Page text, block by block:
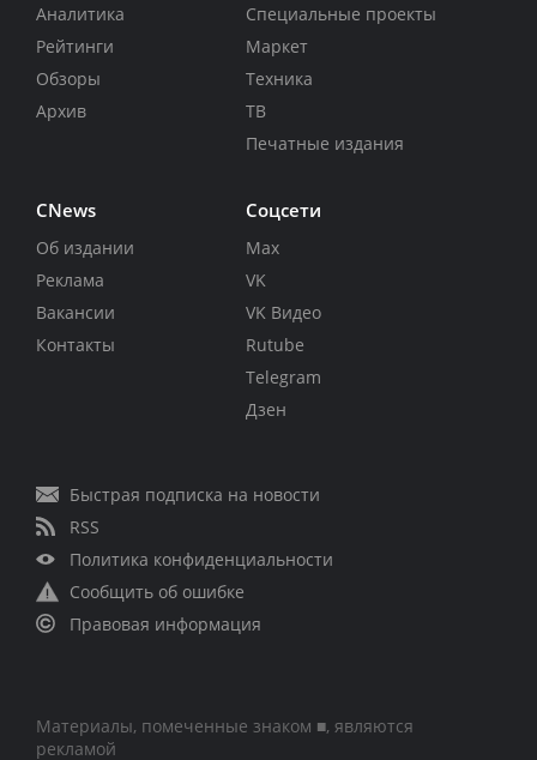
Аналитика
Рейтинги
Обзоры
Архив
Специальные проекты
Маркет
Техника
ТВ
Печатные издания
CNews
Об издании
Реклама
Вакансии
Контакты
Соцсети
Max
VK
VK Видео
Rutube
Telegram
Дзен
Быстрая подписка на новости
RSS
Политика конфиденциальности
Сообщить об ошибке
Правовая информация
Материалы, помеченные знаком ■, являются
рекламой